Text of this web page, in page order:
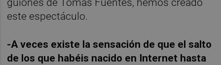
guiones de Tomás Fuentes, hemos creado
este espectáculo.
-A veces existe la sensación de que el salto
de los que habéis nacido en Internet hasta